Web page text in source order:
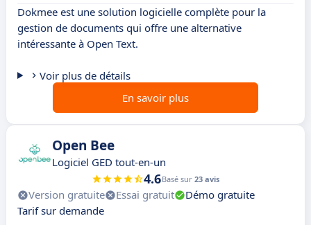
Dokmee est une solution logicielle complète pour la
gestion de documents qui offre une alternative
intéressante à Open Text.
Voir plus de détails
En savoir plus
Open Bee
Logiciel GED tout-en-un
4.6Basé sur 23 avis
Version gratuite Essai gratuit
Démo gratuite
Tarif sur demande